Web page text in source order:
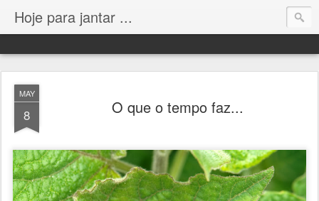
Hoje para jantar ...
MAY
8 O que o tempo faz...